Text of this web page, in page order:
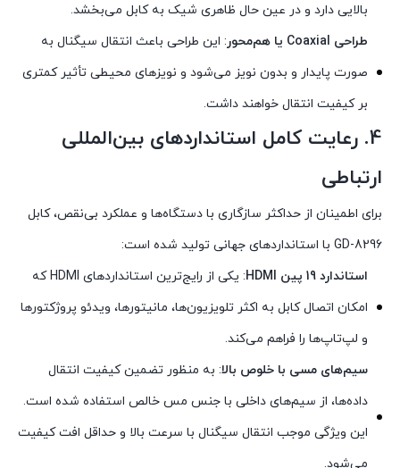
بالایی دارد و در عین حال ظاهری شیک به کابل می‌بخشد.
طراحی Coaxial یا هم‌محور
: این طراحی باعث انتقال سیگنال به
صورت پایدار و بدون نویز می‌شود و نویزهای محیطی تأثیر کمتری
بر کیفیت انتقال خواهند داشت.
4. رعایت کامل استانداردهای بین‌المللی
ارتباطی
برای اطمینان از حداکثر سازگاری با دستگاه‌ها و عملکرد بی‌نقص، کابل
GD-8296 با استانداردهای جهانی تولید شده است:
استاندارد 19 پین HDMI
: یکی از رایج‌ترین استانداردهای HDMI که
امکان اتصال کابل به اکثر تلویزیون‌ها، مانیتورها، ویدئو پروژکتورها
و لپ‌تاپ‌ها را فراهم می‌کند.
سیم‌های مسی با خلوص بالا: به منظور تضمین کیفیت انتقال
داده‌ها، از سیم‌های داخلی با جنس مس خالص استفاده شده است.
این ویژگی موجب انتقال سیگنال با سرعت بالا و حداقل افت کیفیت
می‌شود.